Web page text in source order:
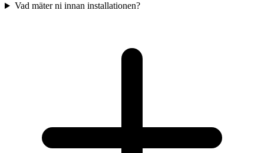
Vad mäter ni innan installationen?